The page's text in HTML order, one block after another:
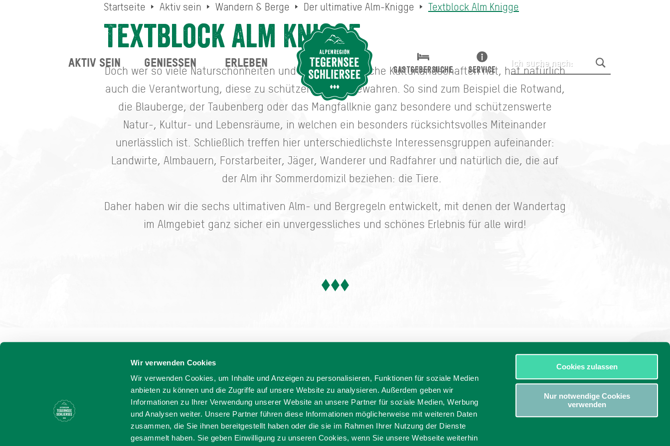
Wir verwenden Cookies
Wir verwenden Cookies, um Inhalte und Anzeigen zu personalisieren, Funktionen für soziale Medien
anbieten zu können und die Zugriffe auf unsere Website zu analysieren. Außerdem geben wir
Informationen zu Ihrer Verwendung unserer Website an unsere Partner für soziale Medien, Werbung
und Analysen weiter. Unsere Partner führen diese Informationen möglicherweise mit weiteren Daten
zusammen, die Sie ihnen bereitgestellt haben oder die sie im Rahmen Ihrer Nutzung der Dienste
gesammelt haben. Sie geben Einwilligung zu unseren Cookies, wenn Sie unsere Webseite weiterhin
Cookies zulassen
Nur notwendige Cookies
verwenden
Startseite Aktiv sein Wandern & Berge Der ultimative Alm-Knigge Textblock Alm Knigge
Textblock Alm Knigge
Doch wer so viele Naturschönheiten und außergewöhnliche Kulturlandschaften hat, hat natürlich
auch die Verantwortung, diese zu schützen und zu bewahren. So sind zum Beispiel die Rotwand,
die Blauberge, der Taubenberg oder das Mangfallknie ganz besondere und schützenswerte
Natur-, Kultur- und Lebensräume, in welchen ein besonders rücksichtsvolles Miteinander
unerlässlich ist. Schließlich treffen hier unterschiedlichste Interessensgruppen aufeinander:
Landwirte, Almbauern, Forstarbeiter, Jäger, Wanderer und Radfahrer und natürlich die, die auf
der Alm ihr Sommerdomizil beziehen: die Tiere.
Daher haben wir die sechs ultimativen Alm- und Bergregeln entwickelt, mit denen der Wandertag
im Almgebiet ganz sicher ein unvergessliches und schönes Erlebnis für alle wird!
Bayern - traditionell anders
AKTIV SEIN GENIESSEN ERLEBEN
GASTGEBERSUCHE SERVICE
Suche abschicken